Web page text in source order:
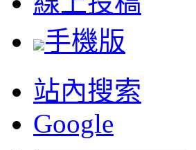
手機版
站內搜索
Google